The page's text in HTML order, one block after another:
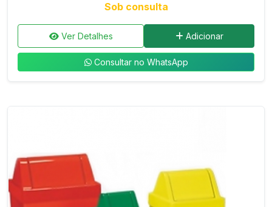
Sob consulta
Ver Detalhes Adicionar
Consultar no WhatsApp